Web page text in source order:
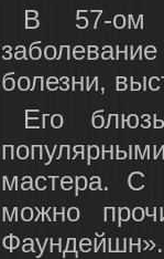
В 57-ом
болезни,
Его
мастера. С
можно
Фаундейшн».